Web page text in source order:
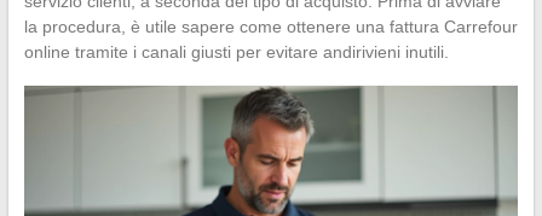
la procedura, è utile sapere come ottenere una fattura Carrefour
online tramite i canali giusti per evitare andirivieni inutili.